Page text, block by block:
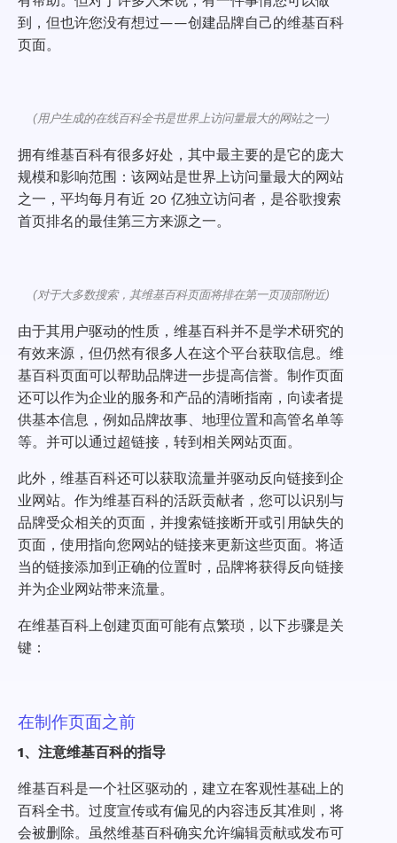
到，但也许您没有想过——创建品牌自己的维基百科
页面。
(用户生成的在线百科全书是世界上访问量最大的网站之一)
拥有维基百科有很多好处，其中最主要的是它的庞大
规模和影响范围：该网站是世界上访问量最大的网站
之一，平均每月有近 20 亿独立访问者，是谷歌搜索
首页排名的最佳第三方来源之一。
(对于大多数搜索，其维基百科页面将排在第一页顶部附近)
由于其用户驱动的性质，维基百科并不是学术研究的
有效来源，但仍然有很多人在这个平台获取信息。维
基百科页面可以帮助品牌进一步提高信誉。制作页面
还可以作为企业的服务和产品的清晰指南，向读者提
供基本信息，例如品牌故事、地理位置和高管名单等
等。并可以通过超链接，转到相关网站页面。
此外，维基百科还可以获取流量并驱动反向链接到企
业网站。作为维基百科的活跃贡献者，您可以识别与
品牌受众相关的页面，并搜索链接断开或引用缺失的
页面，使用指向您网站的链接来更新这些页面。将适
当的链接添加到正确的位置时，品牌将获得反向链接
并为企业网站带来流量。
在维基百科上创建页面可能有点繁琐，以下步骤是关
键：
在制作页面之前
1、注意维基百科的指导
维基百科是一个社区驱动的，建立在客观性基础上的
百科全书。过度宣传或有偏见的内容违反其准则，将
会被删除。虽然维基百科确实允许编辑贡献或发布可